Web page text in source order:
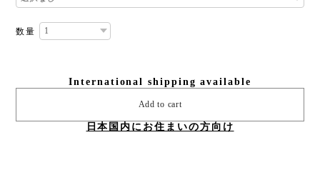
数量
International shipping available
Add to cart
日本国内にお住まいの方向け